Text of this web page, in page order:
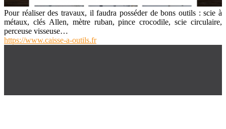
Pour réaliser des travaux, il faudra posséder de bons outils : scie à
métaux, clés Allen, mètre ruban, pince crocodile, scie circulaire,
perceuse visseuse…
https://www.caisse-a-outils.fr